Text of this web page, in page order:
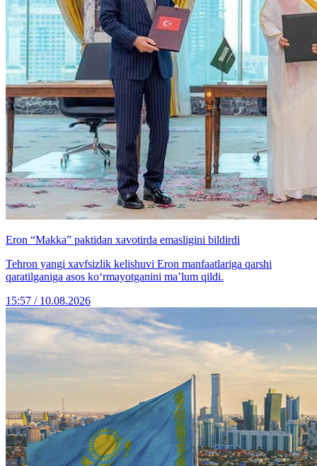
Eron “Makka” paktidan xavotirda emasligini bildirdi
Tehron yangi xavfsizlik kelishuvi Eron manfaatlariga qarshi
qaratilganiga asos ko‘rmayotganini ma’lum qildi.
15:57 / 10.08.2026